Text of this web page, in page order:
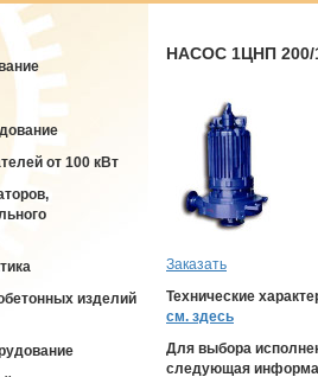
от 100 кВт
изделий
НАСОС 1ЦНП 200/
Заказать
Технические
см. здесь
Для выбора
следующая